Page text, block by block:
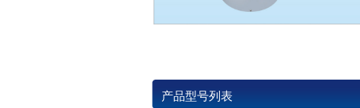
产品型号列表